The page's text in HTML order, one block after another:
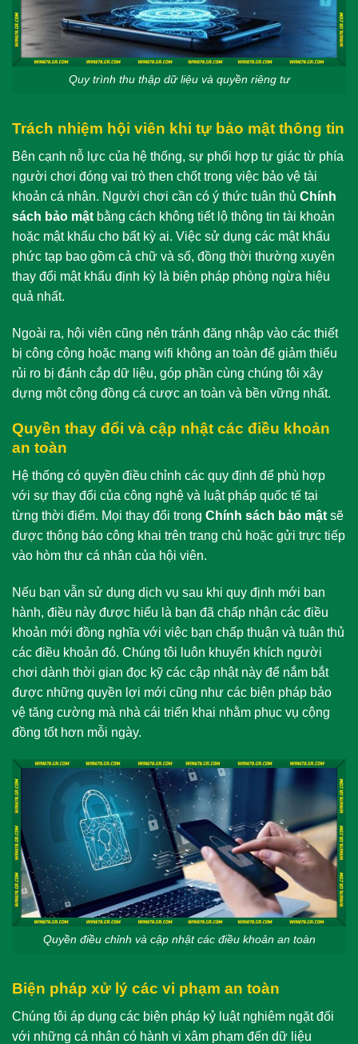
Quy trình thu thập dữ liệu và quyền riêng tư
Trách nhiệm hội viên khi tự bảo mật thông tin
Bên cạnh nỗ lực của hệ thống, sự phối hợp tự giác từ phía
người chơi đóng vai trò then chốt trong việc bảo vệ tài
khoản cá nhân. Người chơi cần có ý thức tuân thủ Chính
sách bảo mật bằng cách không tiết lộ thông tin tài khoản
hoặc mật khẩu cho bất kỳ ai. Việc sử dụng các mật khẩu
phức tạp bao gồm cả chữ và số, đồng thời thường xuyên
thay đổi mật khẩu định kỳ là biện pháp phòng ngừa hiệu
quả nhất.
Ngoài ra, hội viên cũng nên tránh đăng nhập vào các thiết
bị công cộng hoặc mạng wifi không an toàn để giảm thiểu
rủi ro bị đánh cắp dữ liệu, góp phần cùng chúng tôi xây
dựng một cộng đồng cá cược an toàn và bền vững nhất.
Quyền thay đổi và cập nhật các điều khoản
an toàn
Hệ thống có quyền điều chỉnh các quy định để phù hợp
với sự thay đổi của công nghệ và luật pháp quốc tế tại
từng thời điểm. Mọi thay đổi trong Chính sách bảo mật sẽ
được thông báo công khai trên trang chủ hoặc gửi trực tiếp
vào hòm thư cá nhân của hội viên.
Nếu bạn vẫn sử dụng dịch vụ sau khi quy định mới ban
hành, điều này được hiểu là bạn đã chấp nhận các điều
khoản mới đồng nghĩa với việc bạn chấp thuận và tuân thủ
các điều khoản đó. Chúng tôi luôn khuyến khích người
chơi dành thời gian đọc kỹ các cập nhật này để nắm bắt
được những quyền lợi mới cũng như các biện pháp bảo
vệ tăng cường mà nhà cái triển khai nhằm phục vụ cộng
đồng tốt hơn mỗi ngày.
Quyền điều chỉnh và cập nhật các điều khoản an toàn
Biện pháp xử lý các vi phạm an toàn
Chúng tôi áp dụng các biện pháp kỷ luật nghiêm ngặt đối
với những cá nhân có hành vi xâm phạm đến dữ liệu